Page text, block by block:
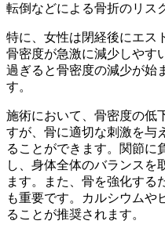
転倒などによる骨折のリス
特に、女性は閉経後にエス
骨密度が急激に減少しやす
過ぎると骨密度の減少が始
す。
施術において、骨密度の低
すが、骨に適切な刺激を与
ることができます。関節に
し、身体全体のバランスを
ます。また、骨を強化する
も重要です。カルシウムや
ることが推奨されます。